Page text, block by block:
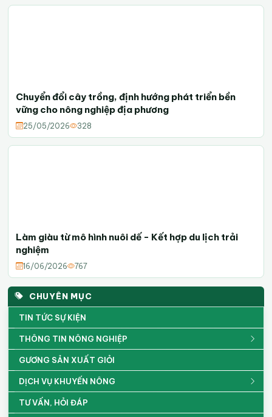
CHUYÊN MỤC
TIN TỨC SỰ KIỆN
THÔNG TIN NÔNG NGHIỆP
GƯƠNG SẢN XUẤT GIỎI
DỊCH VỤ KHUYẾN NÔNG
TƯ VẤN, HỎI ĐÁP
Chuyển đổi cây trồng, định hướng phát triển bền
vững cho nông nghiệp địa phương
25/05/2026 328
Làm giàu từ mô hình nuôi dế - Kết hợp du lịch trải
nghiệm
16/06/2026 767